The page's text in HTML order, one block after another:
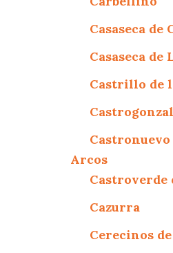
Casaseca de
Casaseca de
Castrillo de
Castronuevo
Arcos
Castroverde
Cazurra
Cerecinos